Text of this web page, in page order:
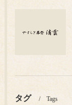
タグ Tags